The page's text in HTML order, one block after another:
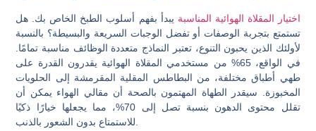
اختيار المقلاة الهوائية المناسبة يبدأ بفهم أسلوب الطبخ الخاص بك. هل
تستمتع بتجربة الوصفات أو تفضل الوجبات السريعة والبسيطة؟ بالنسبة
لأولئك الذين يحبون التنوع، تعتبر النماذج متعددة الوظائف مناسبة تمامًا.
في الواقع، 65% من مستخدمي المقلاة الهوائية يقدرون القدرة على
طهي أطباق مختلفة، من البطاطس المقلية المقرمشة إلى الحلويات
المخبوزة. سيقدر الطهاة المهتمون بالصحة أن مقالي الهواء يمكن أن
تقلل محتوى الدهون بنسبة تصل إلى 70%، مما يجعلها خيارًا ذكيًا